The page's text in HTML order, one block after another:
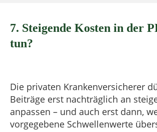
7. Steigende Kosten in der
tun?
Die privaten Krankenversicherer
Beiträge erst nachträglich an
anpassen – und auch erst dann,
vorgegebene Schwellenwerte